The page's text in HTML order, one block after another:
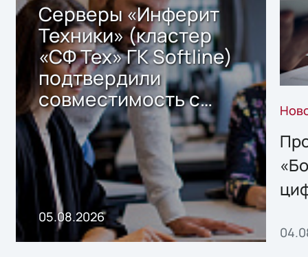
Серверы «Инферит
Техники» (кластер
«СФ Тех» ГК Softline)
подтвердили
совместимость с
решением Sharx
Storage 2.x для
хранения данных
05.08.2026